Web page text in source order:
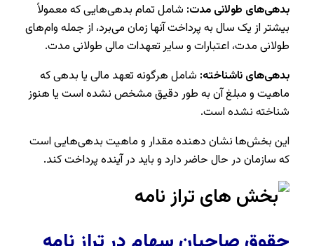
بدهی‌های طولانی مدت: شامل تمام بدهی‌هایی که معمولاً
بیشتر از یک سال به پرداخت آنها زمان می‌برد، از جمله وام‌های
طولانی مدت، اعتبارات و سایر تعهدات مالی طولانی مدت.
بدهی‌های ناشناخته: شامل هرگونه تعهد مالی یا بدهی که
ماهیت و مبلغ آن به طور دقیق مشخص نشده است یا هنوز
شناخته نشده است.
این بخش‌ها نشان دهنده مقدار و ماهیت بدهی‌هایی است
که سازمان در حال حاضر دارد و باید در آینده پرداخت کند.